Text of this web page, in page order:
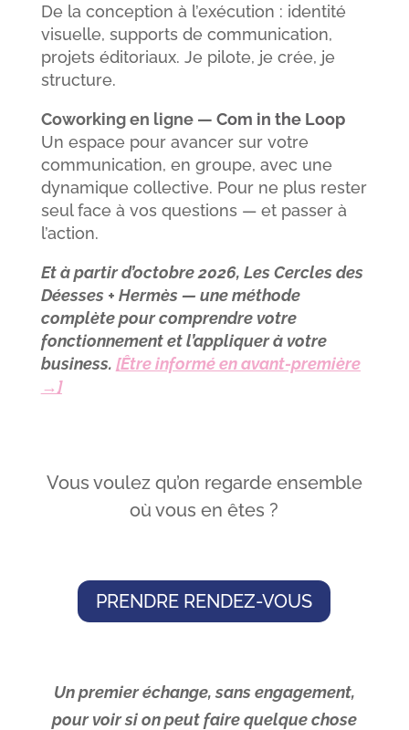
De la conception à l’exécution : identité
visuelle, supports de communication,
projets éditoriaux. Je pilote, je crée, je
structure.
Coworking en ligne — Com in the Loop
Un espace pour avancer sur votre
communication, en groupe, avec une
dynamique collective. Pour ne plus rester
seul face à vos questions — et passer à
l’action.
Et à partir d’octobre 2026, Les Cercles des
Déesses + Hermès — une méthode
complète pour comprendre votre
fonctionnement et l’appliquer à votre
business. [Être informé en avant-première
→]
Vous voulez qu’on regarde ensemble
où vous en êtes ?
PRENDRE RENDEZ-VOUS
Un premier échange, sans engagement,
pour voir si on peut faire quelque chose